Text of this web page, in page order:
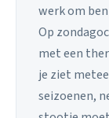
werk om
Op
met een
je ziet
seizoenen,